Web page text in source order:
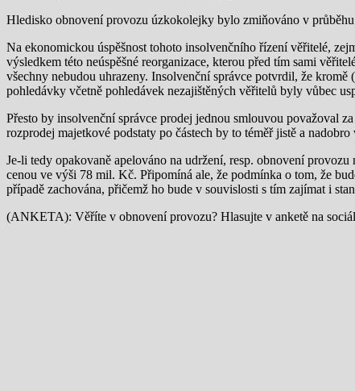
Hledisko obnovení provozu úzkokolejky bylo zmiňováno v
Na ekonomickou úspěšnost tohoto insolvenčního řízení věřitelé,
výsledkem této neúspěšné reorganizace, kterou před tím sami
všechny nebudou uhrazeny. Insolvenční správce potvrdil, že
pohledávky včetně pohledávek nezajištěných věřitelů byly vůbec
Přesto by insolvenční správce prodej jednou smlouvou považoval
rozprodej majetkové podstaty po částech by to téměř jistě a
Je-li tedy opakovaně apelováno na udržení, resp. obnovení
cenou ve výši 78 mil. Kč. Připomíná ale, že podmínka o tom, že
případě zachována, přičemž ho bude v souvislosti s tím zajímat i
(ANKETA): Věříte v obnovení provozu? Hlasujte v anketě na